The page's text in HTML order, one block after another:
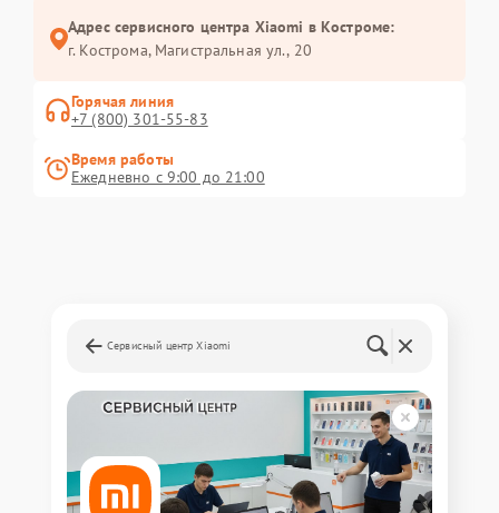
Адрес сервисного центра Xiaomi в Костроме:
г. Кострома, Магистральная ул., 20
Горячая линия
+7 (800) 301-55-83
Время работы
Ежедневно с 9:00 до 21:00
Сервисный центр Xiaomi